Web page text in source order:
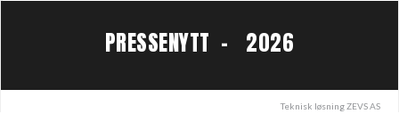
PRESSENYTT - 2026
Teknisk løsningZEVS AS